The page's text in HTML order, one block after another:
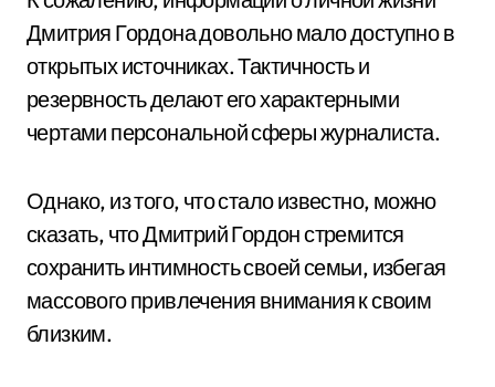
Дмитрия Гордона довольно мало доступно в
открытых источниках. Тактичность и
резервность делают его характерными
чертами персональной сферы журналиста.
Однако, из того, что стало известно, можно
сказать, что Дмитрий Гордон стремится
сохранить интимность своей семьи, избегая
массового привлечения внимания к своим
близким.